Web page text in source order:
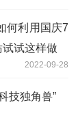
何利用国庆7
试这样做
2022-09-28
技独角兽”